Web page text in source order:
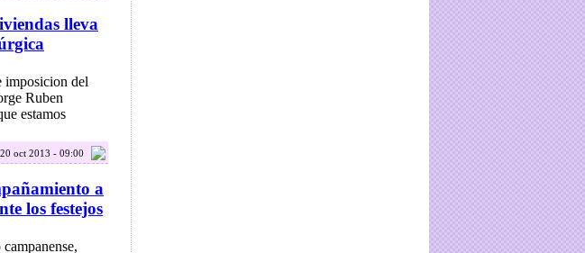
lleva
imposicion del
Ruben
estamos
oct 2013 - 09:00
a
los festejos